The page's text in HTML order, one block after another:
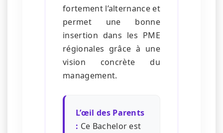
fortement l’alternance et
permet une bonne
insertion dans les PME
régionales grâce à une
vision concrète du
management.
L’œil des Parents
: Ce Bachelor est